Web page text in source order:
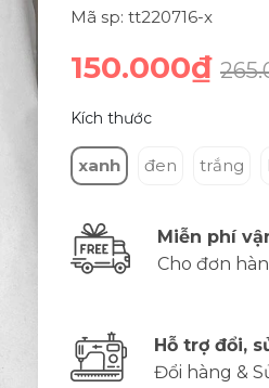
Mã sp: tt220716-x
150.000₫
Kích thước
xanh đen trắng
Miễn phí
Cho đơn
Hỗ trợ đổi,
Đổi hàng &